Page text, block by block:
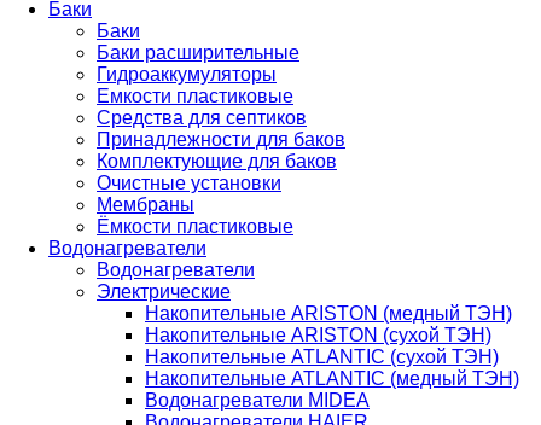
Баки
Баки
Баки расширительные
Гидроаккумуляторы
Емкости пластиковые
Средства для септиков
Принадлежности для баков
Комплектующие для баков
Очистные установки
Мембраны
Ёмкости пластиковые
Водонагреватели
Водонагреватели
Электрические
Накопительные ARISTON (медный ТЭН)
Накопительные ARISTON (сухой ТЭН)
Накопительные ATLANTIC (сухой ТЭН)
Накопительные ATLANTIC (медный ТЭН)
Водонагреватели MIDEA